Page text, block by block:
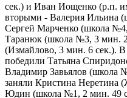
сек.) и Иван Иощенко (р.п.
вторыми - Валерия Ильина
Сергей Марченко (школа
Таранюк (школа №3, 3 мин.
(Измайлово, 3 мин. 6 сек.). В
победили Татьяна
Владимир Завьялов (школа
заняли Кристина Неретина
Юдин (школа №1, 2 мин. 49